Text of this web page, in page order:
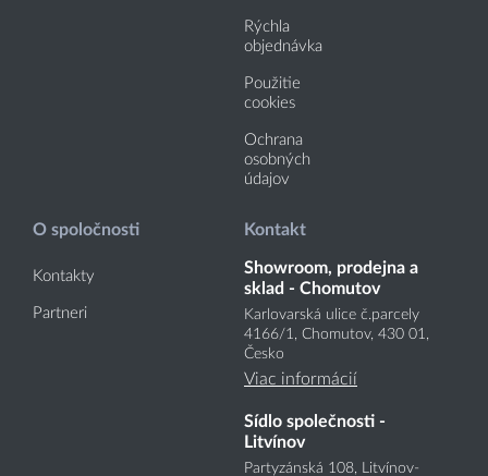
Rýchla
objednávka
Použitie
cookies
Ochrana
osobných
údajov
O spoločnosti
Kontakty
Partneri
Kontakt
Showroom, prodejna a
sklad - Chomutov
Karlovarská ulice č.parcely
4166/1, Chomutov, 430 01,
Česko
Viac informácií
Sídlo společnosti -
Litvínov
Partyzánská 108, Litvínov-